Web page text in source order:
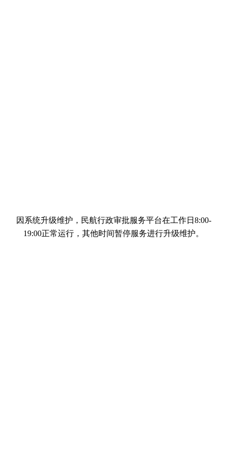
因系统升级维护，民航行政审批服务平台在工作日8:00-
19:00正常运行，其他时间暂停服务进行升级维护。